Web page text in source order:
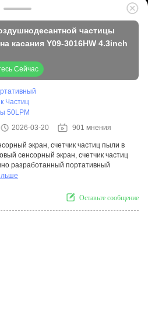
частицы
касания Y09-3016HW 4.3inch
Сейчас
Частиц
50LPM
2026-03-20 901 мнения
экран, счетчик частиц пыли в
сенсорный экран, счетчик частиц
разработанный портативный
Оставьте сообщение